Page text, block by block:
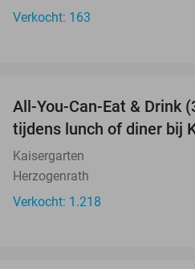
Verkocht: 163
All-You-Can-Eat & Drink
tijdens lunch of diner bij
Kaisergarten
Herzogenrath
Verkocht: 1.218